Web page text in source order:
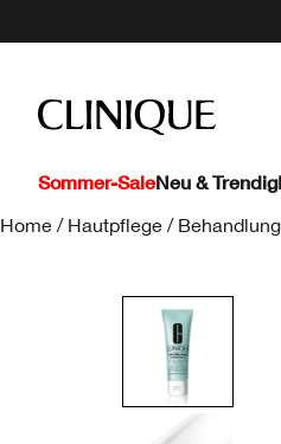
Sommer-SaleNeu & Trendig
Home / Hautpflege /